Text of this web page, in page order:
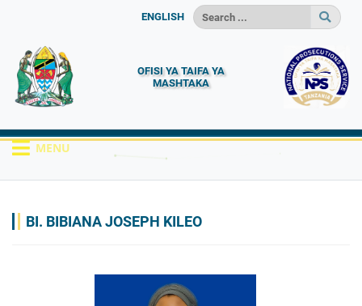
ENGLISH
OFISI YA TAIFA YA
MASHTAKA
MENU
BI. BIBIANA JOSEPH KILEO